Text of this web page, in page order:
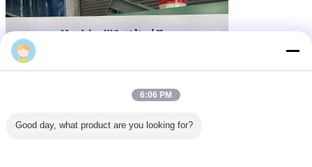
6:06 PM
Good day, what product are you looking for?